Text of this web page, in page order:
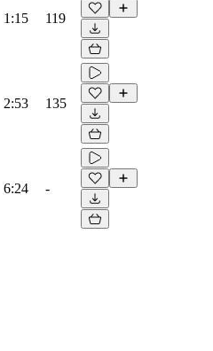
1:15 119
2:53 135
6:24 -